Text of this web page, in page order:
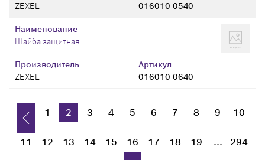
ZEXEL
016010-0540
Производитель
ZEXEL
Артикул
016010-0640
Наименование
Шайба защитная
1 2 3 4 5 6 7 8 9 10
11 12 13 14 15 16 17 18 19 ... 294